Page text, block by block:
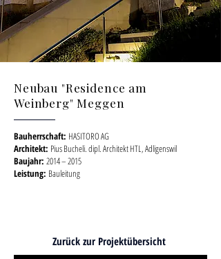
Neubau "Residence am
Weinberg" Meggen
Bauherrschaft: HASITORO AG
Architekt: Pius Bucheli. dipl. Architekt HTL, Adligenswil
Baujahr: 2014 – 2015
Leistung: Bauleitung
Zurück zur Projektübersicht